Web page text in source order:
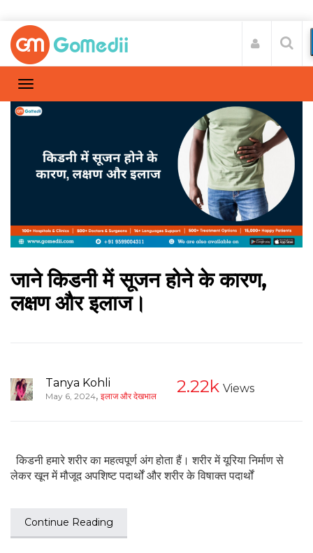
जाने किडनी में सूजन होने के कारण,
लक्षण और इलाज।
Tanya Kohli
May 6, 2024, इलाज और देखभाल 2.22k Views
किडनी हमारे शरीर का महत्वपूर्ण अंग होता हैं। शरीर में यूरिया निर्माण से
लेकर खून में मौजूद अपशिष्ट पदार्थों और शरीर के विषाक्त पदार्थों
Continue Reading